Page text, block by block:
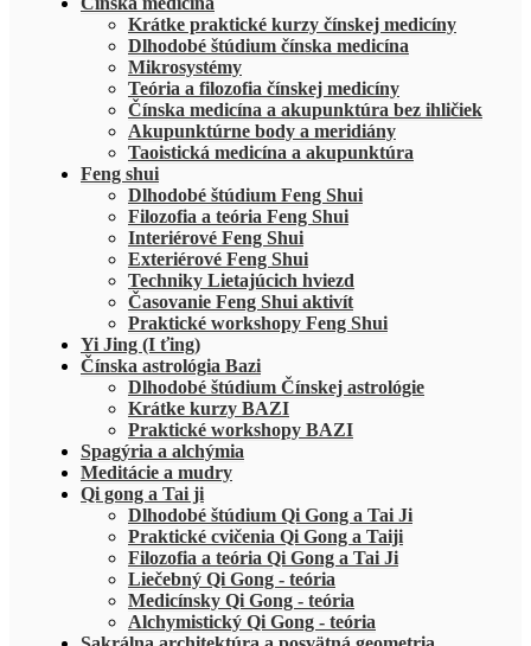
Krátke praktické kurzy čínskej medicíny
Dlhodobé štúdium čínska medicína
Mikrosystémy
Teória a filozofia čínskej medicíny
Čínska medicína a akupunktúra bez ihličiek
Akupunktúrne body a meridiány
Taoistická medicína a akupunktúra
Feng shui
Dlhodobé štúdium Feng Shui
Filozofia a teória Feng Shui
Interiérové Feng Shui
Exteriérové Feng Shui
Techniky Lietajúcich hviezd
Časovanie Feng Shui aktivít
Praktické workshopy Feng Shui
Yi Jing (I ťing)
Čínska astrológia Bazi
Dlhodobé štúdium Čínskej astrológie
Krátke kurzy BAZI
Praktické workshopy BAZI
Spagýria a alchýmia
Meditácie a mudry
Qi gong a Tai ji
Dlhodobé štúdium Qi Gong a Tai Ji
Praktické cvičenia Qi Gong a Taiji
Filozofia a teória Qi Gong a Tai Ji
Liečebný Qi Gong - teória
Medicínsky Qi Gong - teória
Alchymistický Qi Gong - teória